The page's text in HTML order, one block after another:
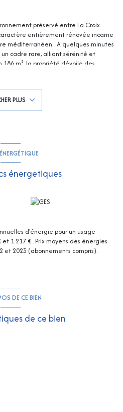
préservé entre La Croix-
entièrement rénovée incarne
méditerranéen... A quelques minutes
cadre rare, alliant sérénité et
m², la propriété dévoile des
vie pensés pour la convivialité...
ainsi que 4 salles de bains, offrant
- Édifiée sur un terrain paysager
raffiné, de vastes terrasses
ouest, sublimant chaque fin de
de matériaux nobles, une
intemporel - Idéal pour une
confort et de raffinement, que ce
PLUS
énergetiques
d'énergie pour un usage
1 217 € . Prix moyens des énergies
et 2023 (abonnements compris).
DE CE BIEN
de ce bien